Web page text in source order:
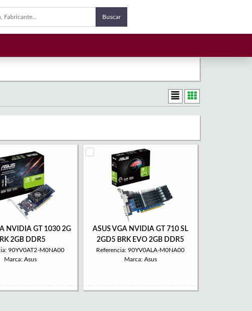
Buscar
NVIDIA GT 1030 2G
2GB DDR5
90YV0AT2-M0NA00
Marca: Asus
ASUS VGA NVIDIA GT 710 SL
2GD5 BRK EVO 2GB DDR5
Referencia: 90YV0ALA-M0NA00
Marca: Asus